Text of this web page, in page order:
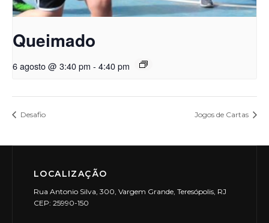
Queimado
6 agosto @ 3:40 pm - 4:40 pm
Desafio Jogos de Cartas
LOCALIZAÇÃO
Rua Antonio Silva, 300, Vargem Grande, Teresópolis, RJ
CEP: 25990-150